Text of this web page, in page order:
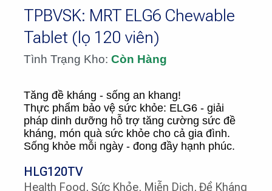
TPBVSK: MRT ELG6 Chewable
Tablet (lọ 120 viên)
Tình Trạng Kho: Còn Hàng
Tăng đề kháng - sống an khang!
Thực phẩm bảo vệ sức khỏe: ELG6 - giải
pháp dinh dưỡng hỗ trợ tăng cường sức đề
kháng, món quà sức khỏe cho cả gia đình.
Sống khỏe mỗi ngày - đong đầy hạnh phúc.
HLG120TV
Health Food, Sức Khỏe, Miễn Dịch, Đề Kháng